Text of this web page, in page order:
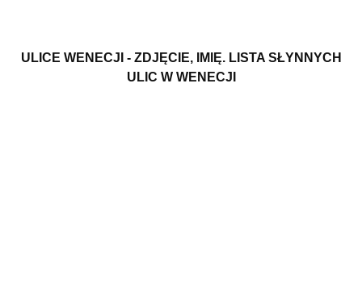
ULICE WENECJI - ZDJĘCIE, IMIĘ. LISTA SŁYNNYCH
ULIC W WENECJI